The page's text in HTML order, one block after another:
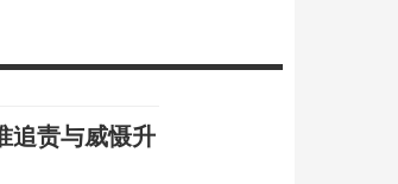
追责与威慑升